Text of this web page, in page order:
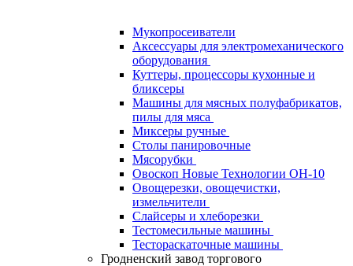
Мукопросеиватели
Аксессуары для электромеханического
оборудования
Куттеры, процессоры кухонные и
бликсеры
Машины для мясных полуфабрикатов,
пилы для мяса
Миксеры ручные
Столы панировочные
Мясорубки
Овоскоп Новые Технологии ОН-10
Овощерезки, овощечистки,
измельчители
Слайсеры и хлеборезки
Тестомесильные машины
Тестораскаточные машины
Гродненский завод торгового